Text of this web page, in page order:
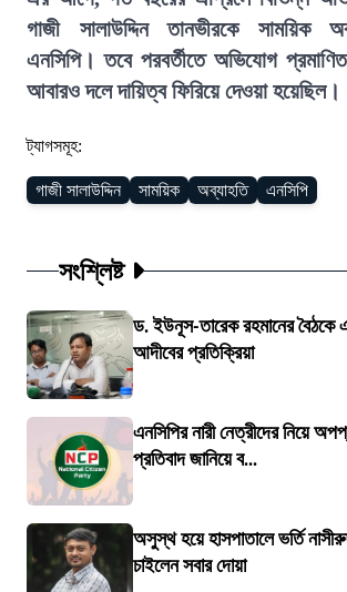
গাজী সালাউদ্দিন তানভীরকে সাময়িক
এনসিপি। তবে পরবর্তীতে অভিযোগ
আবারও দলে দায়িত্ব ফিরিয়ে দেওয়া হয়েছিল।
ট্যাগসমূহ:
গাজী সালাউদ্দিন সাময়িক অব্যাহতি এনসিপি
সংশ্লিষ্ট
ড. ইউনূস-তারেক রহমানের বৈঠকে
আদীবের প্রতিক্রিয়া
এনসিপির নারী নেত্রীদের নিয়ে
প্রতিবাদ জানিয়ে ব...
অসুস্থ হয়ে হাসপাতালে ভর্তি
চাইলেন সবার দোয়া